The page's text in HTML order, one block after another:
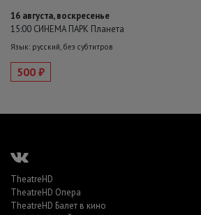
16 августа, воскресенье
15:00 СИНЕМА ПАРК Планета
Язык: русский, без субтитров
500 ₽
TheatreHD
TheatreHD Опера
TheatreHD Балет в кино